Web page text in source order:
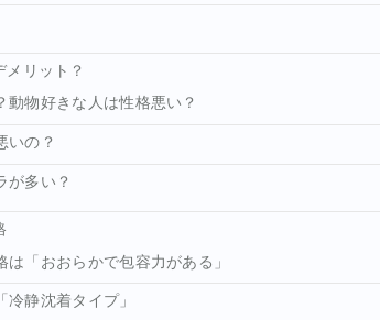
リット？
動物好きな人は性格悪い？
いの？
が多い？
「おおらかで包容力がある」
静沈着タイプ」